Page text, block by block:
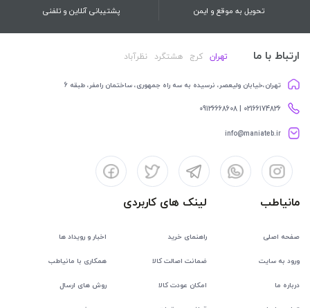
تحویل به موقع و ایمن پشتیبانی آنلاین و تلفنی
ارتباط با ما تهران کرج هشتگرد نظرآباد
تهران،خیابان ولیعصر، نرسیده به سه راه جمهوری، ساختمان رامفر، طبقه 6
02166174826 | 09126668608
info@maniateb.ir
مانیاطب
صفحه اصلی
ورود به سایت
درباره ما
لینک های کاربردی
راهنمای خرید اخبار و رویداد ها
ضمانت اصالت کالا همکاری با مانیاطب
امکان عودت کالا روش های ارسال